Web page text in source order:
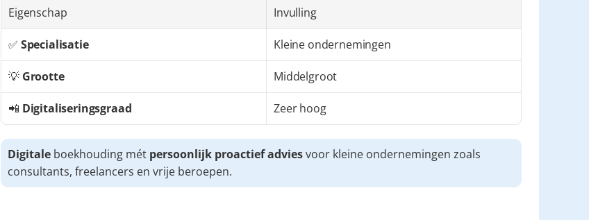
Eigenschap Invulling
✅ Specialisatie Kleine ondernemingen
💡 Grootte Middelgroot
📲 Digitaliseringsgraad Zeer hoog
Digitale boekhouding mét persoonlijk proactief advies voor kleine ondernemingen zoals
consultants, freelancers en vrije beroepen.